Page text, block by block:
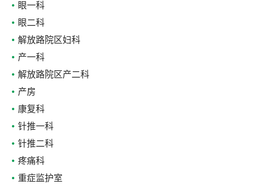
眼一科
眼二科
解放路院区妇科
产一科
解放路院区产二科
产房
康复科
针推一科
针推二科
疼痛科
重症监护室